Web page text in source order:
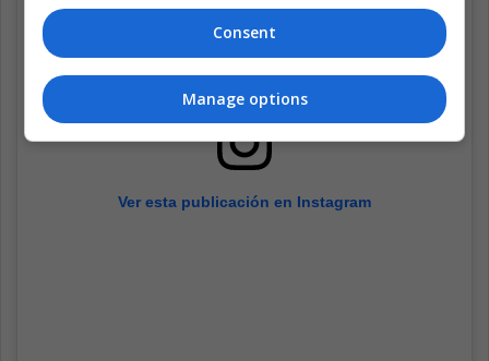
Ver esta publicación en Instagram
Consent
Manage options